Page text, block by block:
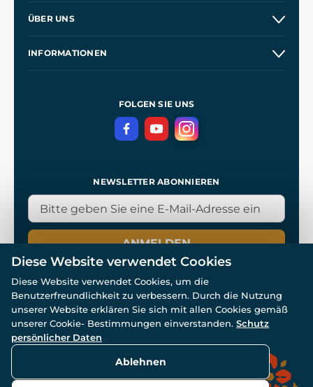
Kontakt
ÜBER UNS
INFORMATIONEN
DatenschutzerklärungFOLGEN SIE UNS
NEWSLETTER ABONNIEREN
ANMELDEN
© Alle Rechte vorbehalten. www.wulflund.de 2007-2026.
Powered by
Diese Website verwendet Cookies
Diese Website verwendet Cookies, um die
Benutzerfreundlichkeit zu verbessern. Durch die Nutzung
unserer Website erklären Sie sich mit allen Cookies gemäß
unserer Cookie- Bestimmungen einverstanden. Schutz
persönlicher Daten
Ablehnen